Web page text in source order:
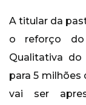
A titular da
o reforço
Qualitativa
para 5
vai ser